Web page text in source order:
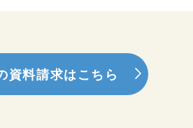
資料請求はこちら